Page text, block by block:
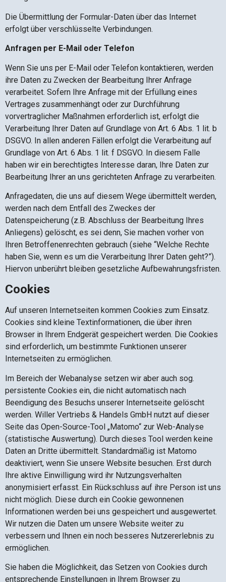
Die Übermittlung der Formular-Daten über das Internet
erfolgt über verschlüsselte Verbindungen.
Anfragen per E-Mail oder Telefon
Wenn Sie uns per E-Mail oder Telefon kontaktieren, werden
ihre Daten zu Zwecken der Bearbeitung Ihrer Anfrage
verarbeitet. Sofern Ihre Anfrage mit der Erfüllung eines
Vertrages zusammenhängt oder zur Durchführung
vorvertraglicher Maßnahmen erforderlich ist, erfolgt die
Verarbeitung Ihrer Daten auf Grundlage von Art. 6 Abs. 1 lit. b
DSGVO. In allen anderen Fällen erfolgt die Verarbeitung auf
Grundlage von Art. 6 Abs. 1 lit. f DSGVO. In diesem Falle
haben wir ein berechtigtes Interesse daran, Ihre Daten zur
Bearbeitung Ihrer an uns gerichteten Anfrage zu verarbeiten.
Anfragedaten, die uns auf diesem Wege übermittelt werden,
werden nach dem Entfall des Zweckes der
Datenspeicherung (z.B. Abschluss der Bearbeitung Ihres
Anliegens) gelöscht, es sei denn, Sie machen vorher von
Ihren Betroffenenrechten gebrauch (siehe “Welche Rechte
haben Sie, wenn es um die Verarbeitung Ihrer Daten geht?”).
Hiervon unberührt bleiben gesetzliche Aufbewahrungsfristen.
Cookies
Auf unseren Internetseiten kommen Cookies zum Einsatz.
Cookies sind kleine Textinformationen, die über ihren
Browser in Ihrem Endgerät gespeichert werden. Die Cookies
sind erforderlich, um bestimmte Funktionen unserer
Internetseiten zu ermöglichen.
Im Bereich der Webanalyse setzen wir aber auch sog.
persistente Cookies ein, die nicht automatisch nach
Beendigung des Besuchs unserer Internetseite gelöscht
werden. Willer Vertriebs & Handels GmbH nutzt auf dieser
Seite das Open-Source-Tool „Matomo“ zur Web-Analyse
(statistische Auswertung). Durch dieses Tool werden keine
Daten an Dritte übermittelt. Standardmäßig ist Matomo
deaktiviert, wenn Sie unsere Website besuchen. Erst durch
Ihre aktive Einwilligung wird ihr Nutzungsverhalten
anonymisiert erfasst. Ein Rückschluss auf ihre Person ist uns
nicht möglich. Diese durch ein Cookie gewonnenen
Informationen werden bei uns gespeichert und ausgewertet.
Wir nutzen die Daten um unsere Website weiter zu
verbessern und Ihnen ein noch besseres Nutzererlebnis zu
ermöglichen.
Sie haben die Möglichkeit, das Setzen von Cookies durch
entsprechende Einstellungen in Ihrem Browser zu